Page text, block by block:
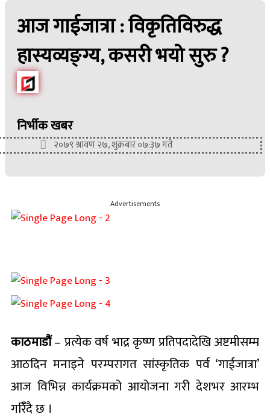
आज गाईजात्रा : विकृतिविरुद्ध
हास्यव्यङ्ग्य, कसरी भयो सुरु ?
निर्भीक खबर
२०७९ श्रावण २७, शुक्रबार ०७:३७ गते
Advertisements
काठमाडौं– प्रत्येक वर्ष भाद्र कृष्ण प्रतिपदादेखि अष्टमीसम्म
आठदिन मनाइने परम्परागत सांस्कृतिक पर्व ‘गाईजात्रा’
आज विभिन्न कार्यक्रमको आयोजना गरी देशभर आरम्भ
गरिँँदै छ ।